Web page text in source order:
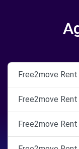
Free2move
Free2move
Free2move Rent